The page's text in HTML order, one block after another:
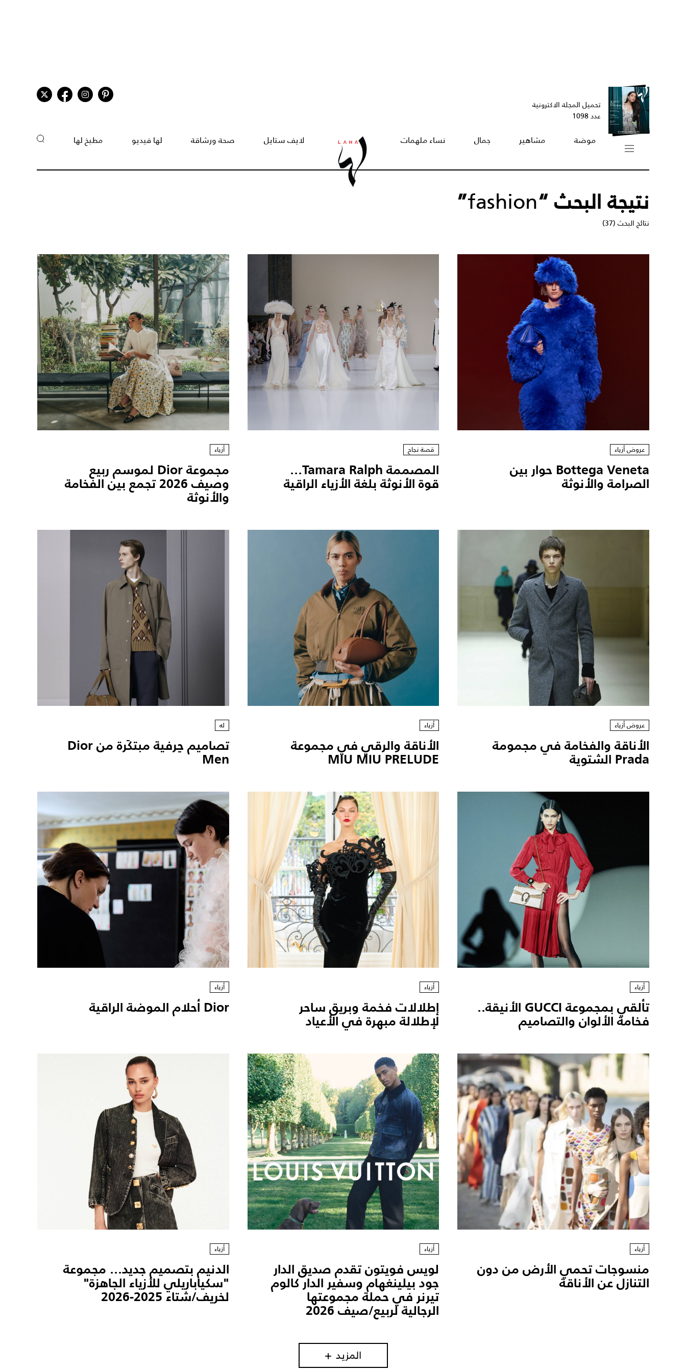
تحميل المجلة الاكترونية
عدد 1098
موضة مشاهير جمال نساء ملهمات لايف ستايل صحة ورشاقة لها فيديو مطبخ لها
نتيجة البحث “fashion
”
نتائج البحث (37)
عروض أزياء
Bottega Veneta حوار بين
الصرامة والأنوثة
قصة نجاح
المصممة Tamara Ralph...
قوة الأنوثة بلغة الأزياء الراقية
أزياء
مجموعة Dior لموسم ربيع
وصيف 2026 تجمع بين الفخامة
والأنوثة
عروض أزياء
الأناقة والفخامة في مجمومة
Prada الشتوية
أزياء
الأناقة والرقي في مجموعة
MIU MIU PRELUDE
له
تصاميم حِرفية مبتكَرة من Dior
Men
أزياء
تألقي بمجموعة GUCCI الأنيقة..
فخامة الألوان والتصاميم
أزياء
إطلالات فخمة وبريق ساحر
لإطلالة مبهرة في الأعياد
أزياء
Dior أحلام الموضة الراقية
أزياء
منسوجات تحمي الأرض من دون
التنازل عن الأناقة
أزياء
لويس فويتون تقدم صديق الدار
جود بيلينغهام وسفير الدار كالوم
تيرنر في حملة مجموعتها
الرجالية لربيع/صيف 2026
أزياء
الدنيم بتصميم جديد... مجموعة
"سكياباريلي للأزياء الجاهزة"
لخريف/شتاء 2025-2026
المزيد